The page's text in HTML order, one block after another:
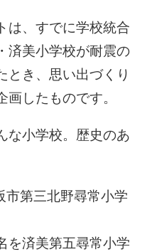
は、すでに学校統合
済美小学校が耐震の
とき、思い出づくり
したものです。
な小学校。歴史のあ
市第三北野尋常小学
を済美第五尋常小学